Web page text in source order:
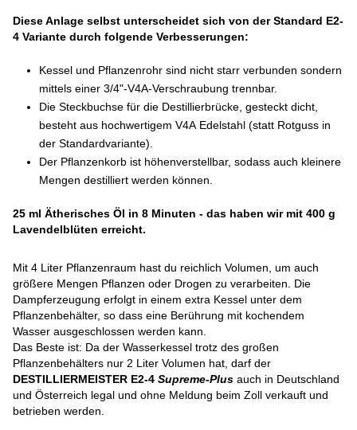
Diese Anlage selbst unterscheidet sich von der Standard E2-
4 Variante durch folgende Verbesserungen:
Kessel und Pflanzenrohr sind nicht starr verbunden sondern
mittels einer 3/4"-V4A-Verschraubung trennbar.
Die Steckbuchse für die Destillierbrücke, gesteckt dicht,
besteht aus hochwertigem V4A Edelstahl (statt Rotguss in
der Standardvariante).
Der Pflanzenkorb ist höhenverstellbar, sodass auch kleinere
Mengen destilliert werden können.
25 ml Ätherisches Öl in 8 Minuten - das haben wir mit 400 g
Lavendelblüten erreicht.
Mit 4 Liter Pflanzenraum hast du reichlich Volumen, um auch
größere Mengen Pflanzen oder Drogen zu verarbeiten. Die
Dampferzeugung erfolgt in einem extra Kessel unter dem
Pflanzenbehälter, so dass eine Berührung mit kochendem
Wasser ausgeschlossen werden kann.
Das Beste ist: Da der Wasserkessel trotz des großen
Pflanzenbehälters nur 2 Liter Volumen hat, darf der
DESTILLIERMEISTER E2-4 Supreme-Plus auch in Deutschland
und Österreich legal und ohne Meldung beim Zoll verkauft und
betrieben werden.